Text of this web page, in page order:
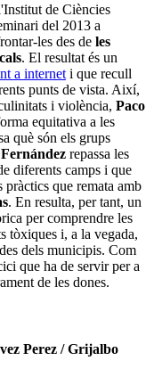
de Ciències
del 2013 a
les des de les
. El resultat és un
a internet i que recull
punts de vista. Així,
i violència, Paco
equitativa a les
què són els grups
repassa les
diferents camps i que
pràctics que remata amb
. En resulta, per tant, un
per comprendre les
tòxiques i, a la vegada,
dels municipis. Com
que ha de servir per a
de les dones.
Perez / Grijalbo